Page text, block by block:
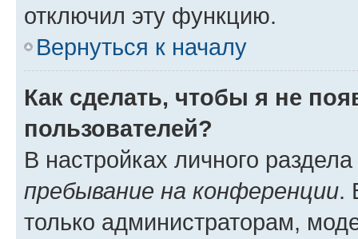
отключил эту функцию.
Вернуться к началу
Как сделать, чтобы я не
пользователей?
В настройках личного
пребывание на конференции.
только администраторам,